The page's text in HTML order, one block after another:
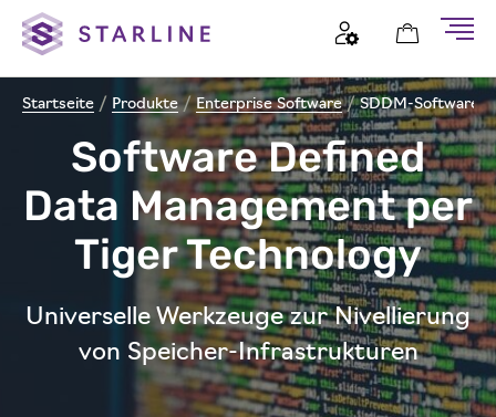
Startseite / Produkte /Enterprise Software /SDDM-Software
Software Defined
Data Management per
Tiger Technology
Universelle Werkzeuge zur Nivellierung
von Speicher-Infrastrukturen